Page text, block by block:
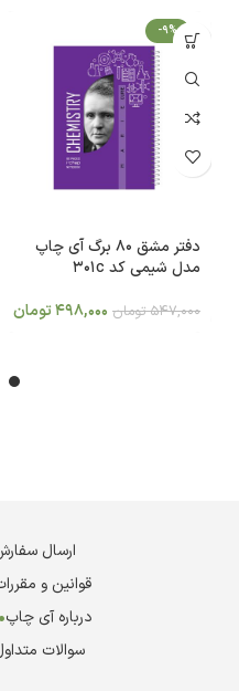
-9%
دفتر مشق 80 برگ آی چاپ
مدل شیمی کد 301c
547,000 تومان 498,000تومان
ارسال
قوانین و
درباره آی چاپ
سوالات